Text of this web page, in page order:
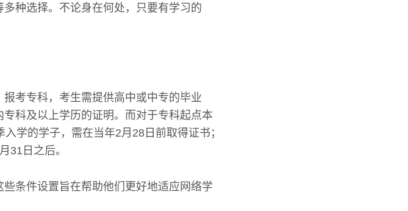
种选择。不论身在何处，只要有学习的
考专科，考生需提供高中或中专的毕业
科及以上学历的证明。而对于专科起点本
学的学子，需在当年2月28日前取得证书；
31日之后。
条件设置旨在帮助他们更好地适应网络学